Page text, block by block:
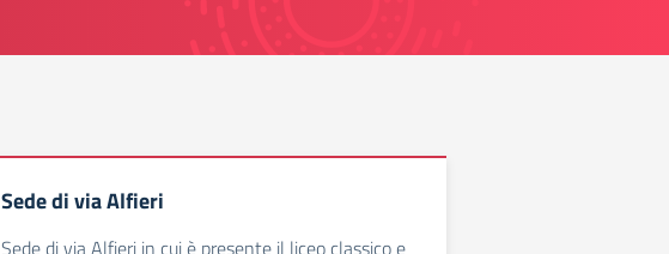
Sede di via Alfieri
Sede di via Alfieri in cui è presente il liceo classico e